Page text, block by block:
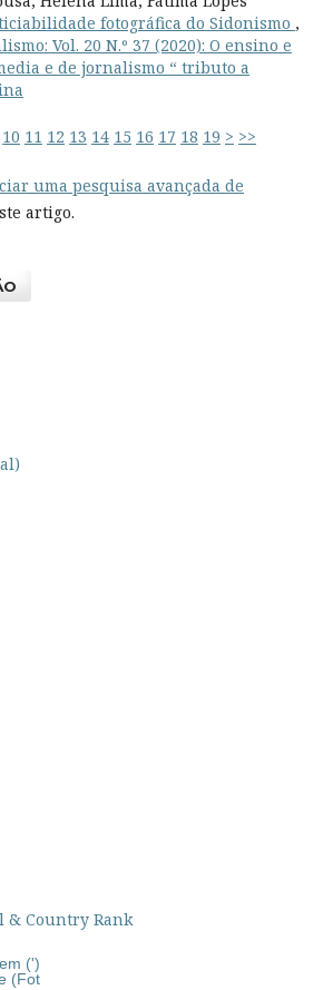
fotográfica do Sidonismo ,
Vol. 20 N.º 37 (2020): O ensino e
e de jornalismo “ tributo a
10 11 12 13 14 15 16 17 18 19 > >>
uma pesquisa avançada de
artigo.
(')
(Fot